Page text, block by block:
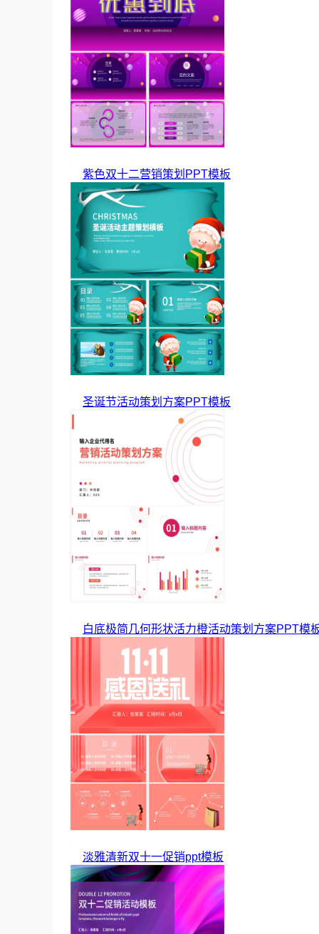
紫色双十二营销策划PPT模板
圣诞节活动策划方案PPT模板
白底极简几何形状活力橙活动策划方案PPT模
淡雅清新双十一促销ppt模板